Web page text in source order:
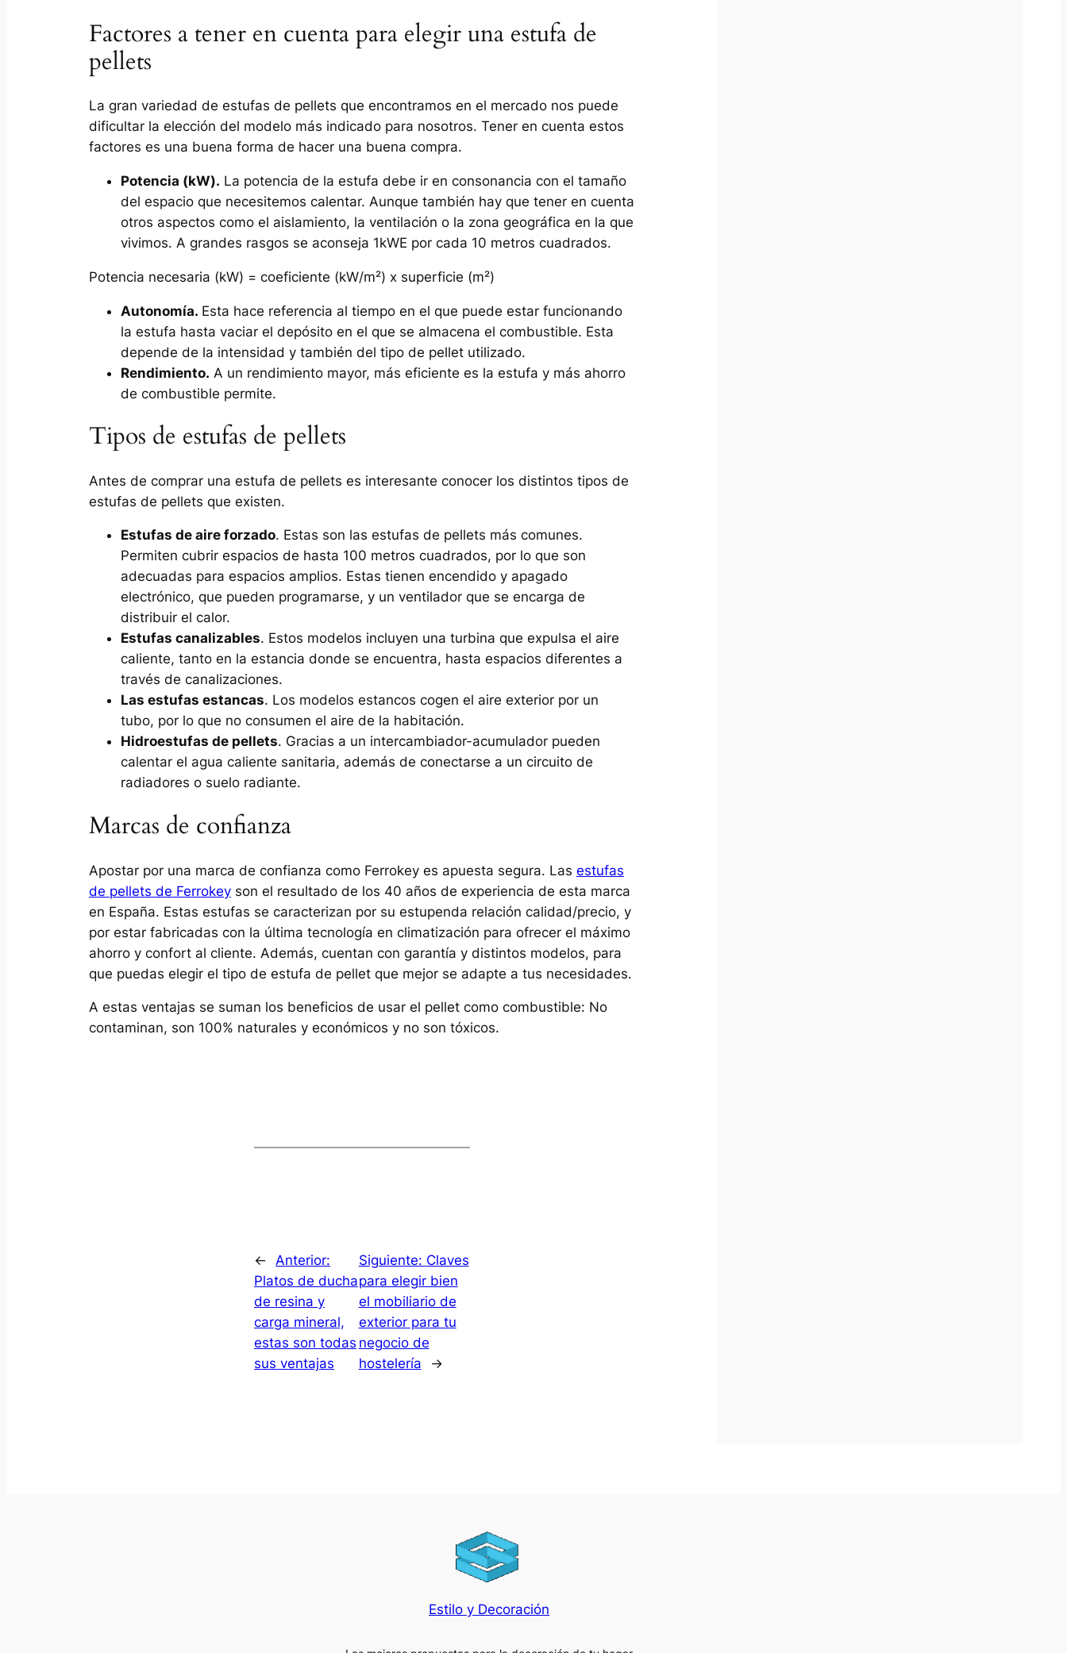
Factores a tener en cuenta para elegir una estufa de
pellets
La gran variedad de estufas de pellets que encontramos en el mercado nos puede
dificultar la elección del modelo más indicado para nosotros. Tener en cuenta estos
factores es una buena forma de hacer una buena compra.
Potencia (kW). La potencia de la estufa debe ir en consonancia con el tamaño
del espacio que necesitemos calentar. Aunque también hay que tener en cuenta
otros aspectos como el aislamiento, la ventilación o la zona geográfica en la que
vivimos. A grandes rasgos se aconseja 1kWE por cada 10 metros cuadrados.
Potencia necesaria (kW) = coeficiente (kW/m²) x superficie (m²)
Autonomía. Esta hace referencia al tiempo en el que puede estar funcionando
la estufa hasta vaciar el depósito en el que se almacena el combustible. Esta
depende de la intensidad y también del tipo de pellet utilizado.
Rendimiento. A un rendimiento mayor, más eficiente es la estufa y más ahorro
de combustible permite.
Tipos de estufas de pellets
Antes de comprar una estufa de pellets es interesante conocer los distintos tipos de
estufas de pellets que existen.
Estufas de aire forzado. Estas son las estufas de pellets más comunes.
Permiten cubrir espacios de hasta 100 metros cuadrados, por lo que son
adecuadas para espacios amplios. Estas tienen encendido y apagado
electrónico, que pueden programarse, y un ventilador que se encarga de
distribuir el calor.
Estufas canalizables. Estos modelos incluyen una turbina que expulsa el aire
caliente, tanto en la estancia donde se encuentra, hasta espacios diferentes a
través de canalizaciones.
Las estufas estancas. Los modelos estancos cogen el aire exterior por un
tubo, por lo que no consumen el aire de la habitación.
Hidroestufas de pellets. Gracias a un intercambiador-acumulador pueden
calentar el agua caliente sanitaria, además de conectarse a un circuito de
radiadores o suelo radiante.
Marcas de confianza
Apostar por una marca de confianza como Ferrokey es apuesta segura. Las estufas
de pellets de Ferrokey son el resultado de los 40 años de experiencia de esta marca
en España. Estas estufas se caracterizan por su estupenda relación calidad/precio, y
por estar fabricadas con la última tecnología en climatización para ofrecer el máximo
ahorro y confort al cliente. Además, cuentan con garantía y distintos modelos, para
que puedas elegir el tipo de estufa de pellet que mejor se adapte a tus necesidades.
A estas ventajas se suman los beneficios de usar el pellet como combustible: No
contaminan, son 100% naturales y económicos y no son tóxicos.
←
Anterior:
Platos de ducha
de resina y
carga mineral,
estas son todas
sus ventajas
Siguiente: Claves
para elegir bien
el mobiliario de
exterior para tu
negocio de
hostelería
→
Estilo y Decoración